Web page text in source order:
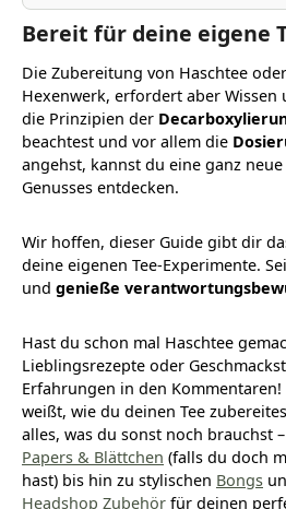
Bereit für deine eigene
Die Zubereitung von Haschtee
Hexenwerk, erfordert aber Wissen
die Prinzipien der
beachtest und vor allem die
angehst, kannst du eine ganz neue
Genusses entdecken.
Wir hoffen, dieser Guide gibt dir
deine eigenen Tee-Experimente.
und genieße
Hast du schon mal Haschtee
Lieblingsrezepte oder
Erfahrungen in den
weißt, wie du deinen Tee
alles, was du sonst noch brauchst
Papers & Blättchen (falls du doch
hast) bis hin zu stylischen Bongs
Headshop Zubehör für deinen